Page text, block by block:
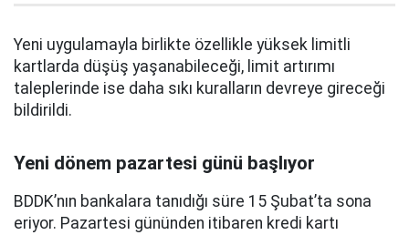
Yeni uygulamayla birlikte özellikle yüksek limitli
kartlarda düşüş yaşanabileceği, limit artırımı
taleplerinde ise daha sıkı kuralların devreye gireceği
bildirildi.
Yeni dönem pazartesi günü başlıyor
BDDK’nın bankalara tanıdığı süre 15 Şubat’ta sona
eriyor. Pazartesi gününden itibaren kredi kartı